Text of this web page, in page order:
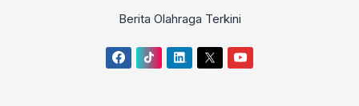
Berita Olahraga Terkini